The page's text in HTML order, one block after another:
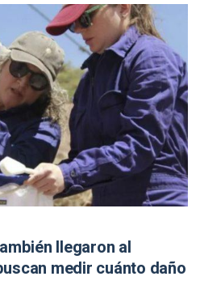
llegaron al
medir cuánto daño